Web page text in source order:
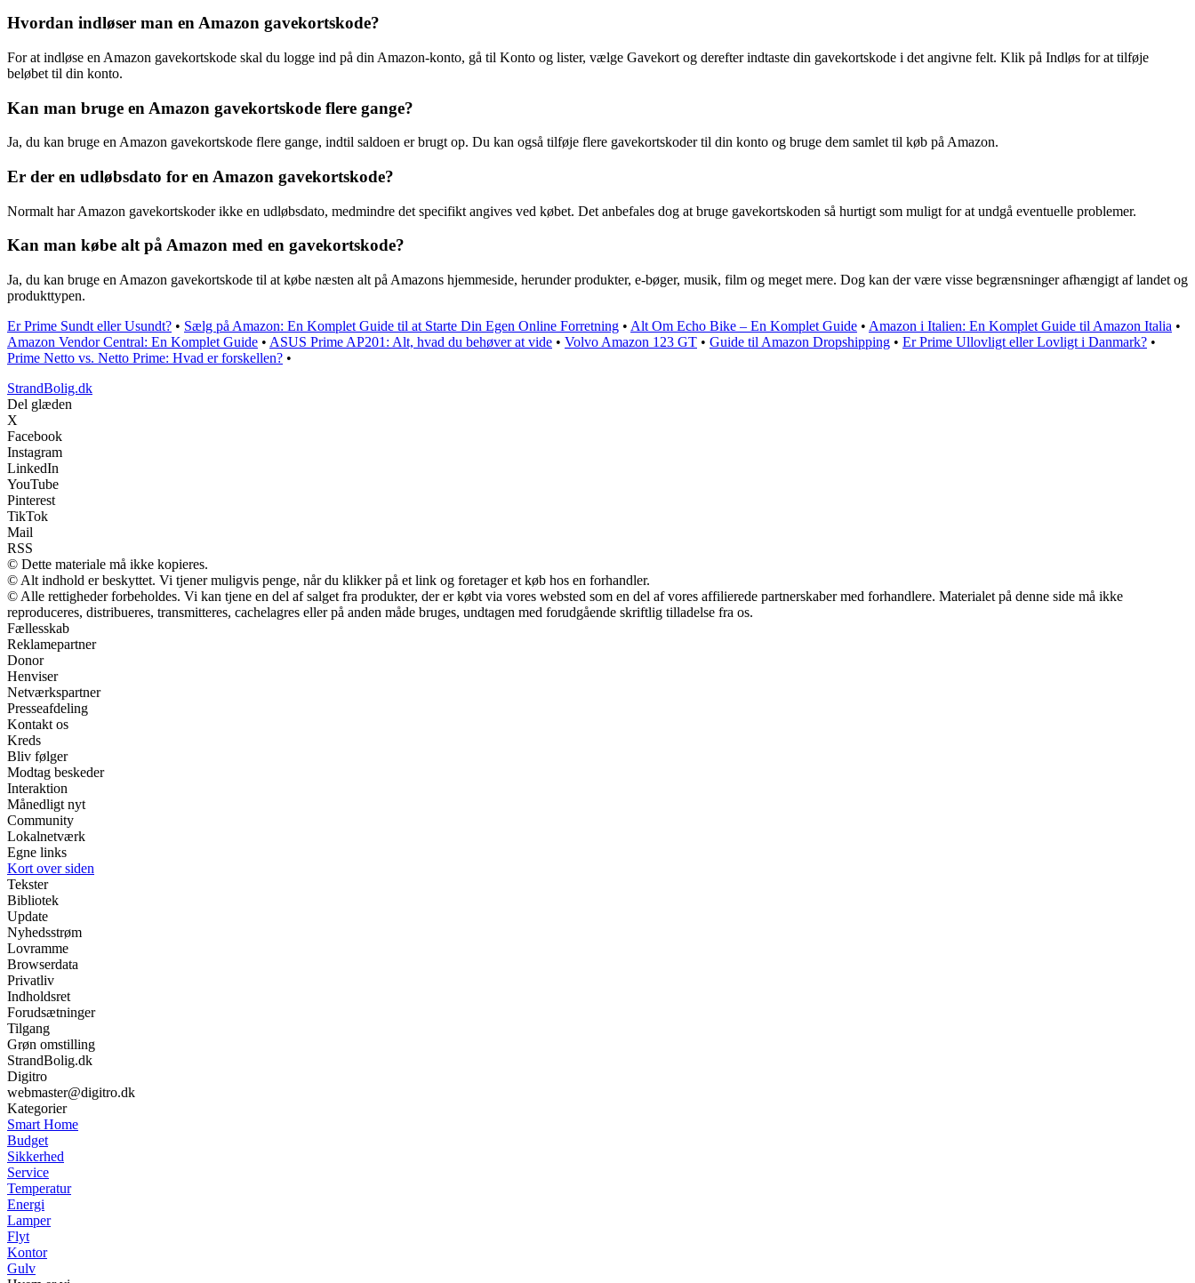
Hvordan indløser man en Amazon gavekortskode?
For at indløse en Amazon gavekortskode skal du logge ind på din Amazon-konto, gå til Konto og lister, vælge Gavekort og derefter indtaste din gavekortskode i det angivne felt. Klik på Indløs for at tilføje
beløbet til din konto.
Kan man bruge en Amazon gavekortskode flere gange?
Ja, du kan bruge en Amazon gavekortskode flere gange, indtil saldoen er brugt op. Du kan også tilføje flere gavekortskoder til din konto og bruge dem samlet til køb på Amazon.
Er der en udløbsdato for en Amazon gavekortskode?
Normalt har Amazon gavekortskoder ikke en udløbsdato, medmindre det specifikt angives ved købet. Det anbefales dog at bruge gavekortskoden så hurtigt som muligt for at undgå eventuelle problemer.
Kan man købe alt på Amazon med en gavekortskode?
Ja, du kan bruge en Amazon gavekortskode til at købe næsten alt på Amazons hjemmeside, herunder produkter, e-bøger, musik, film og meget mere. Dog kan der være visse begrænsninger afhængigt af landet og
produkttypen.
Er Prime Sundt eller Usundt? • Sælg på Amazon: En Komplet Guide til at Starte Din Egen Online Forretning • Alt Om Echo Bike – En Komplet Guide • Amazon i Italien: En Komplet Guide til Amazon Italia •
Amazon Vendor Central: En Komplet Guide • ASUS Prime AP201: Alt, hvad du behøver at vide • Volvo Amazon 123 GT • Guide til Amazon Dropshipping • Er Prime Ullovligt eller Lovligt i Danmark? •
Prime Netto vs. Netto Prime: Hvad er forskellen? •
StrandBolig.dk
Del glæden
X
Facebook
Instagram
LinkedIn
YouTube
Pinterest
TikTok
Mail
RSS
© Dette materiale må ikke kopieres.
© Alt indhold er beskyttet. Vi tjener muligvis penge, når du klikker på et link og foretager et køb hos en forhandler.
© Alle rettigheder forbeholdes. Vi kan tjene en del af salget fra produkter, der er købt via vores websted som en del af vores affilierede partnerskaber med forhandlere. Materialet på denne side må ikke
reproduceres, distribueres, transmitteres, cachelagres eller på anden måde bruges, undtagen med forudgående skriftlig tilladelse fra os.
Fællesskab
Reklamepartner
Donor
Henviser
Netværkspartner
Presseafdeling
Kontakt os
Kreds
Bliv følger
Modtag beskeder
Interaktion
Månedligt nyt
Community
Lokalnetværk
Egne links
Kort over siden
Tekster
Bibliotek
Update
Nyhedsstrøm
Lovramme
Browserdata
Privatliv
Indholdsret
Forudsætninger
Tilgang
Grøn omstilling
StrandBolig.dk
Digitro
webmaster@digitro.dk
Kategorier
Smart Home
Budget
Sikkerhed
Service
Temperatur
Energi
Lamper
Flyt
Kontor
Gulv